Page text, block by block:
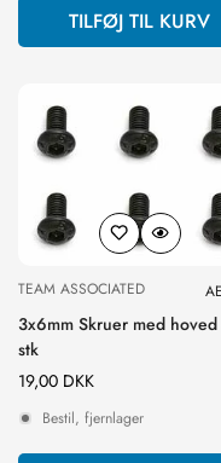
TILFØJ TIL KURV
TEAM ASSOCIATED
3x6mm Skruer med hoved
stk
Normal
19,00 DKK
Bestil, fjernlager